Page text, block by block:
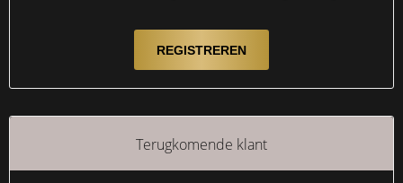
Terugkomende klant